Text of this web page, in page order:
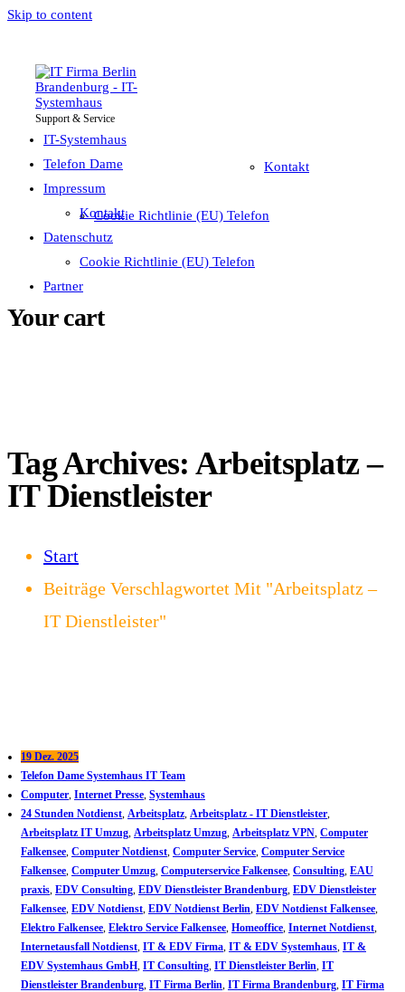
Skip to content
Support & Service
IT-Systemhaus
Kontakt
Datenschutz
Cookie Richtlinie (EU) Telefon
IT-Systemhaus
Telefon Dame
Impressum
Kontakt
Datenschutz
Cookie Richtlinie (EU) Telefon
Partner
Your cart
Tag Archives: Arbeitsplatz –
IT Dienstleister
Start
Beiträge Verschlagwortet Mit "Arbeitsplatz –
IT Dienstleister"
19 Dez. 2025
Telefon Dame Systemhaus IT Team
Computer Internet Presse Systemhaus
24 Stunden Notdienst Arbeitsplatz Arbeitsplatz - IT Dienstleister
Arbeitsplatz IT Umzug Arbeitsplatz Umzug Arbeitsplatz VPN Computer
Falkensee Computer Notdienst Computer Service Computer Service
Falkensee Computer Umzug Computerservice Falkensee Consulting EAU
praxis EDV Consulting EDV Dienstleister Brandenburg EDV Dienstleister
Falkensee EDV Notdienst EDV Notdienst Berlin EDV Notdienst Falkensee
Elektro Falkensee Elektro Service Falkensee Homeoffice Internet Notdienst
Internetausfall Notdienst IT & EDV Firma IT & EDV Systemhaus IT &
EDV Systemhaus GmbH IT Consulting IT Dienstleister Berlin IT
Dienstleister Brandenburg IT Firma Berlin IT Firma Brandenburg IT Firma